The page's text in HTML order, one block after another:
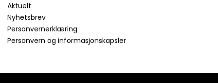
Aktuelt
Nyhetsbrev
Personvernerklæring
Personvern og informasjonskapsler